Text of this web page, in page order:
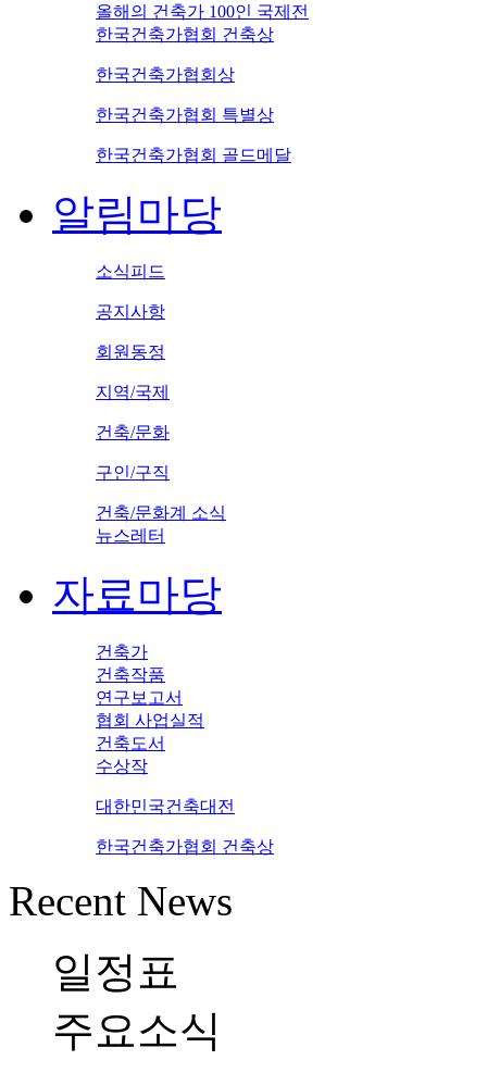
올해의 건축가 100인 국제전
한국건축가협회 건축상
한국건축가협회상
한국건축가협회 특별상
한국건축가협회 골드메달
알림마당
소식피드
공지사항
회원동정
지역/국제
건축/문화
구인/구직
건축/문화계 소식
뉴스레터
자료마당
건축가
건축작품
연구보고서
협회 사업실적
건축도서
수상작
대한민국건축대전
한국건축가협회 건축상
Recent News
일정표
주요소식